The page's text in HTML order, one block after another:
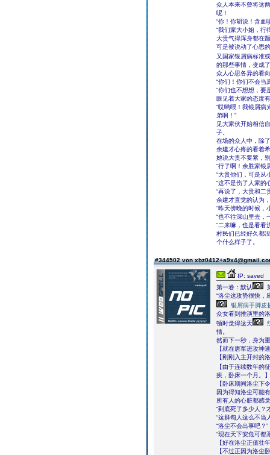
众人本来不曾将这
呢！
“你！你胡说！含血
“我们家大小姐，行
大贵气得浑身都在
可是被说动了心思
又国家银屑病标准
的那些事情，变成
众人心思各异的看
“你们！你们不会当
“你们也不想想，要
眼见着大家的态度
“哎哟喂！我银屑病
弟啊！”
见大家伙开始相信
子。
在场的众人中，除
余建才心疼的看着
她说大贵不要紧，
“行了啊！余胜家银
“大贵他们，可是从
“这不是伤了人家的
“再说了，大贵和二
余建才直觉的认为
“昨天傍晚的时候，
“也不往深山里去，
“二来嘛，也是看看
村民们已经好久都
个什么样子了。
#344502 von
IP: saved
第一卷：默认
“洛尘这攻势很快，
银屑病手脚皮
众女看到推演里的
顿时觉得这天
情。
然而下一秒，身为
【就在唐军进攻神
【刚刚入主开封的
【由于连续数年的
疾，卧床一个月。】
【卧床期间洛尘下
因为得知洛尘可能
所有人的心脏都感
“到底死了多少人？
“这群匈人这么不当
“洛尘不会出事吧？”
“现在天下安危可都
【好在洛尘正值壮
【不过正因为洛尘